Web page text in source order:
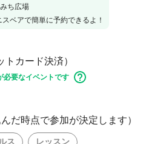
ち広場
ベアで簡単に予約できるよ！
カード決済）
必要なイベントです
だ時点で参加が決定します）
ス レッスン